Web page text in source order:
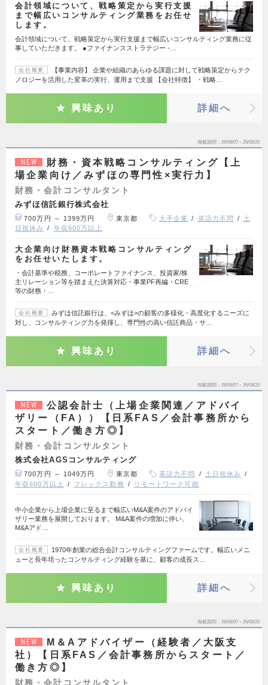
会計領域について、戦略策定から実行支援
まで幅広いコンサルティング業務をお任せ
します。
会計領域について、戦略策定から実行支援まで幅広いコンサルティング業務に従
事していただきます。 ●ファイナンスストラテジー ‐…
会社概要
【事業内容】 企業や組織のあらゆる課題に対して戦略策定からテク
ノロジーを活用した変革の実行、運用まで支援 【会社特徴】 ・戦略…
興味あり 詳細へ
掲載期間 26/08/07～26/08/20
NEW
財務・資本戦略コンサルティング【上
場企業向け／みずほの専門性×実行力】
財務・会計コンサルタント
みずほ信託銀行株式会社
700万円 ～ 1399万円 東京都 大手企業 英語力不問
土
日祝休み
年収600万以上
大企業向け財務資本戦略コンサルティング
をお任せいたします。
・会計基準や税務、コーポレートファイナンス、投資家/株
主リレーション等を踏まえた決算対応・事業PF再編・CRE
等の財務・…
会社概要
みずほ信託銀行は、<みずほ>の顧客の多様化・高度化するニーズに
対し、コンサルティング力を発揮し、専門性の高い信託商品・サ…
興味あり 詳細へ
掲載期間 26/08/07～26/08/20
NEW
公認会計士（上場企業関連／アドバイ
ザリー（FA））【日系FAS／会計事務所から
スタート／働き方◎】
財務・会計コンサルタント
株式会社AGSコンサルティング
700万円 ～ 1049万円 東京都 英語力不問
土日祝休み
年収600万以上
フレックス勤務 リモートワーク可能
中小企業から上場企業に至るまで幅広いM&A案件のアドバイ
ザリー業務を展開しております。 M&A案件の増加に伴い、
M&Aアド…
会社概要
1970年創業の総合会計コンサルティングファームです。幅広いメニ
ューと長年培ったコンサルティング経験を基に、顧客の成長ス…
興味あり 詳細へ
掲載期間 26/08/07～26/08/20
NEW
M＆Aアドバイザー（経験者／大阪支
社）【日系FAS／会計事務所からスタート／
働き方◎】
財務・会計コンサルタント